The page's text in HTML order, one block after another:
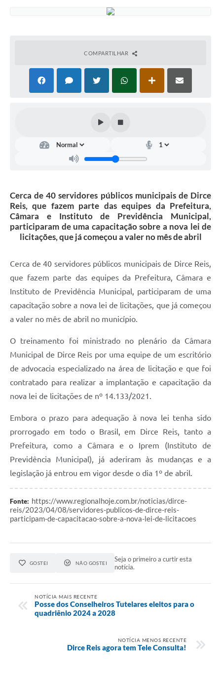
Audiências Públicas
Contas Públicas
Carta de Serviços
Projetos
Serviços
Telefones Úteis
Agenda
Emprega
Terceiro Setor
Perguntas Frequentes
COMPARTILHAR
Cerca de 40 servidores públicos municipais de Dirce
Reis, que fazem parte das equipes da Prefeitura,
Câmara e Instituto de Previdência Municipal,
participaram de uma capacitação sobre a nova lei de
licitações, que já começou a valer no mês de abril
Cerca de 40 servidores públicos municipais de Dirce Reis,
que fazem parte das equipes da Prefeitura, Câmara e
Instituto de Previdência Municipal, participaram de uma
capacitação sobre a nova lei de licitações, que já começou
a valer no mês de abril no município.
O treinamento foi ministrado no plenário da Câmara
Municipal de Dirce Reis por uma equipe de um escritório
de advocacia especializado na área de licitação e que foi
contratado para realizar a implantação e capacitação da
nova lei de licitações de nº 14.133/2021.
Embora o prazo para adequação à nova lei tenha sido
prorrogado em todo o Brasil, em Dirce Reis, tanto a
Prefeitura, como a Câmara e o Iprem (Instituto de
Previdência Municipal), já aderiram às mudanças e a
legislação já entrou em vigor desde o dia 1º de abril.
Fonte: https://www.regionalhoje.com.br/noticias/dirce-
reis/2023/04/08/servidores-publicos-de-dirce-reis-
participam-de-capacitacao-sobre-a-nova-lei-de-licitacoes
GOSTEI NÃO GOSTEI
Seja o primeiro a curtir esta
notícia.
NOTÍCIA MAIS RECENTE
Posse dos Conselheiros Tutelares eleitos para o
quadriênio 2024 a 2028
NOTÍCIA MENOS RECENTE
Dirce Reis agora tem Tele Consulta!